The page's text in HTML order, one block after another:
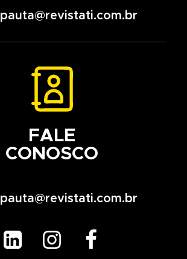
pauta@revistati.com.br
FALE
CONOSCO
pauta@revistati.com.br
  